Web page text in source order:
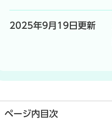
2025年9月19日更新
ページ内目次